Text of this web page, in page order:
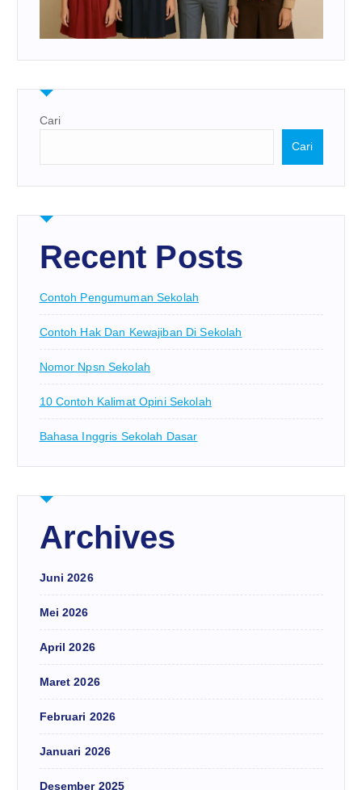
Cari
Cari
Recent Posts
Contoh Pengumuman Sekolah
Contoh Hak Dan Kewajiban Di Sekolah
Nomor Npsn Sekolah
10 Contoh Kalimat Opini Sekolah
Bahasa Inggris Sekolah Dasar
Archives
Juni 2026
Mei 2026
April 2026
Maret 2026
Februari 2026
Januari 2026
Desember 2025